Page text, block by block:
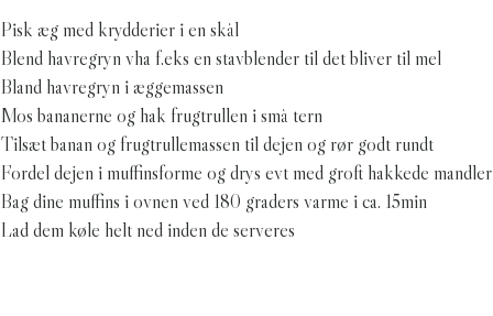
Pisk æg med krydderier i en skål
Blend havregryn vha f.eks en stavblender til det bliver til mel
Bland havregryn i æggemassen
Mos bananerne og hak frugtrullen i små tern
Tilsæt banan og frugtrullemassen til dejen og rør godt rundt
Fordel dejen i muffinsforme og drys evt med groft hakkede mandler
Bag dine muffins i ovnen ved 180 graders varme i ca. 15min
Lad dem køle helt ned inden de serveres